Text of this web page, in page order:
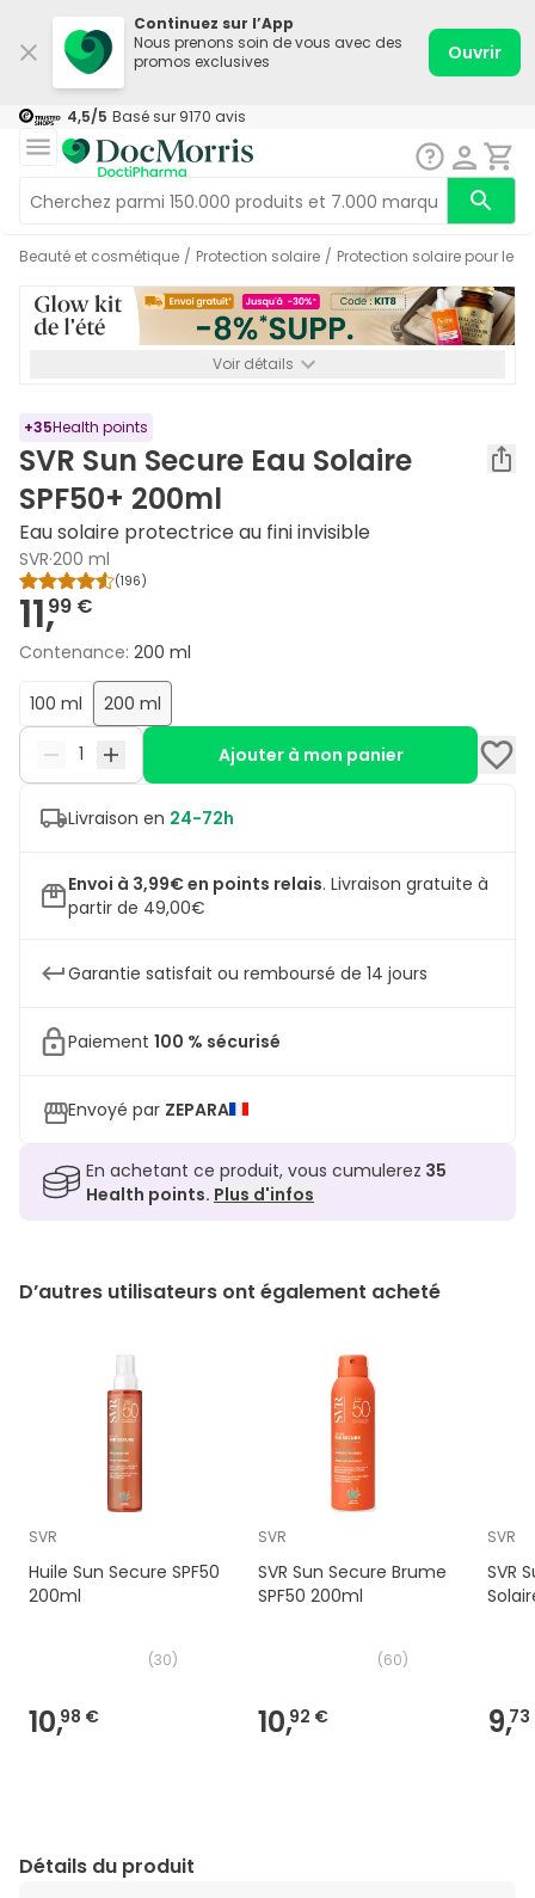
Continuez sur l’App
Nous prenons soin de vous avec des
promos exclusives
Ouvrir
4,5/5 Basé sur 9170 avis
Beauté et cosmétique / Protection solaire / Protection solaire pour le
Voir détails
+35Health points
SVR Sun Secure Eau Solaire
SPF50+ 200ml
Eau solaire protectrice au fini invisible
SVR·200 ml
(196)
11,99 €
Contenance: 200 ml
100 ml 200 ml
Ajouter à mon panier
Livraison en 24-72h
Envoi à 3,99€ en points relais. Livraison gratuite à
partir de 49,00€
Garantie satisfait ou remboursé de 14 jours
Paiement 100 % sécurisé
Envoyé par ZEPARA
En achetant ce produit, vous cumulerez 35
Health points. Plus d'infos
D’autres utilisateurs ont également acheté
SVR
Huile Sun Secure SPF50
200ml
(30)
10,98 €
SVR
SVR Sun Secure Brume
SPF50 200ml
(60)
10,92 €
SVR
SVR
9,
Détails du produit